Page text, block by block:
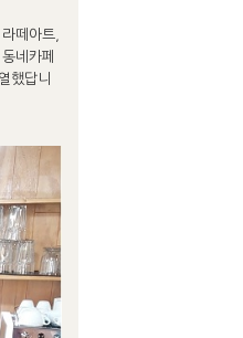
떼아트,
네카페
했답니